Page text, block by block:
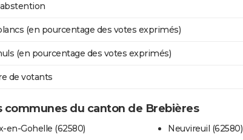
(en pourcentage des votes exprimés)
(en pourcentage des votes exprimés)
de votants
communes du canton de Brebières
en-Gohelle (62580)
Neuvireuil (62580)